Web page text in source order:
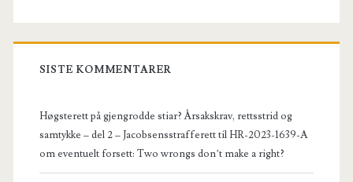
SISTE KOMMENTARER
Høgsterett på gjengrodde stiar? Årsakskrav, rettsstrid og
samtykke – del 2 – Jacobsensstrafferetttil HR-2023-1639-A
om eventuelt forsett: Two wrongs don’t make a right?